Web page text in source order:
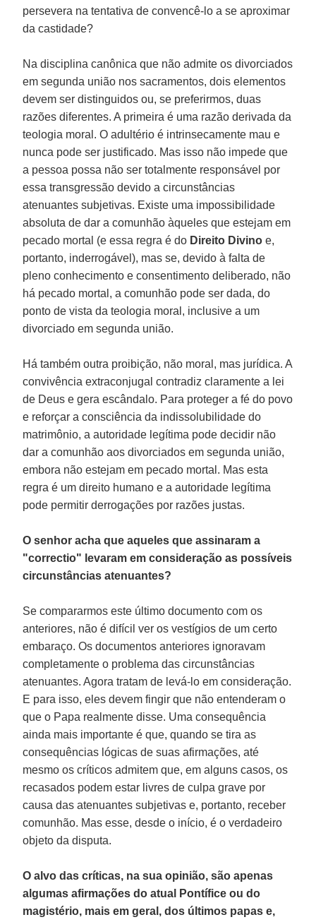
persevera na tentativa de convencê-lo a se aproximar
da castidade?
Na disciplina canônica que não admite os divorciados
em segunda união nos sacramentos, dois elementos
devem ser distinguidos ou, se preferirmos, duas
razões diferentes. A primeira é uma razão derivada da
teologia moral. O adultério é intrinsecamente mau e
nunca pode ser justificado. Mas isso não impede que
a pessoa possa não ser totalmente responsável por
essa transgressão devido a circunstâncias
atenuantes subjetivas. Existe uma impossibilidade
absoluta de dar a comunhão àqueles que estejam em
pecado mortal (e essa regra é do Direito Divino e,
portanto, inderrogável), mas se, devido à falta de
pleno conhecimento e consentimento deliberado, não
há pecado mortal, a comunhão pode ser dada, do
ponto de vista da teologia moral, inclusive a um
divorciado em segunda união.
Há também outra proibição, não moral, mas jurídica. A
convivência extraconjugal contradiz claramente a lei
de Deus e gera escândalo. Para proteger a fé do povo
e reforçar a consciência da indissolubilidade do
matrimônio, a autoridade legítima pode decidir não
dar a comunhão aos divorciados em segunda união,
embora não estejam em pecado mortal. Mas esta
regra é um direito humano e a autoridade legítima
pode permitir derrogações por razões justas.
O senhor acha que aqueles que assinaram a
"correctio" levaram em consideração as possíveis
circunstâncias atenuantes?
Se compararmos este último documento com os
anteriores, não é difícil ver os vestígios de um certo
embaraço. Os documentos anteriores ignoravam
completamente o problema das circunstâncias
atenuantes. Agora tratam de levá-lo em consideração.
E para isso, eles devem fingir que não entenderam o
que o Papa realmente disse. Uma consequência
ainda mais importante é que, quando se tira as
consequências lógicas de suas afirmações, até
mesmo os críticos admitem que, em alguns casos, os
recasados podem estar livres de culpa grave por
causa das atenuantes subjetivas e, portanto, receber
comunhão. Mas esse, desde o início, é o verdadeiro
objeto da disputa.
O alvo das críticas, na sua opinião, são apenas
algumas afirmações do atual Pontífice ou do
magistério, mais em geral, dos últimos papas e,